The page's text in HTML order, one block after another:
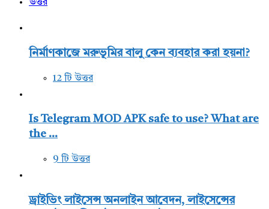
উত্তর
নির্মাণকাজে মরুভূমির বালু কেন ব্যবহার করা হয়না?
12 টি উত্তর
Is Telegram MOD APK safe to use? What are
the ...
9 টি উত্তর
ড্রাইভিং লাইসেন্স অনলাইন আবেদন, লাইসেন্সের